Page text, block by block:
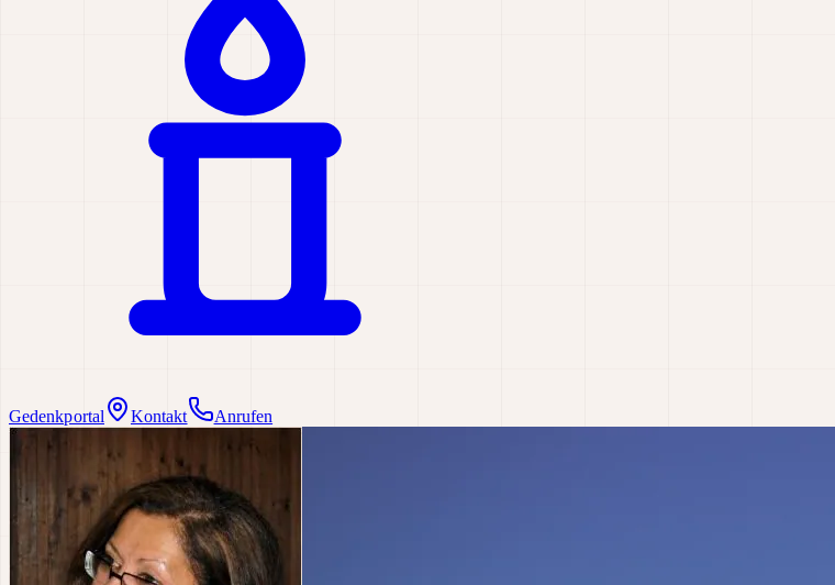
Gedenkportal Kontakt Anrufen